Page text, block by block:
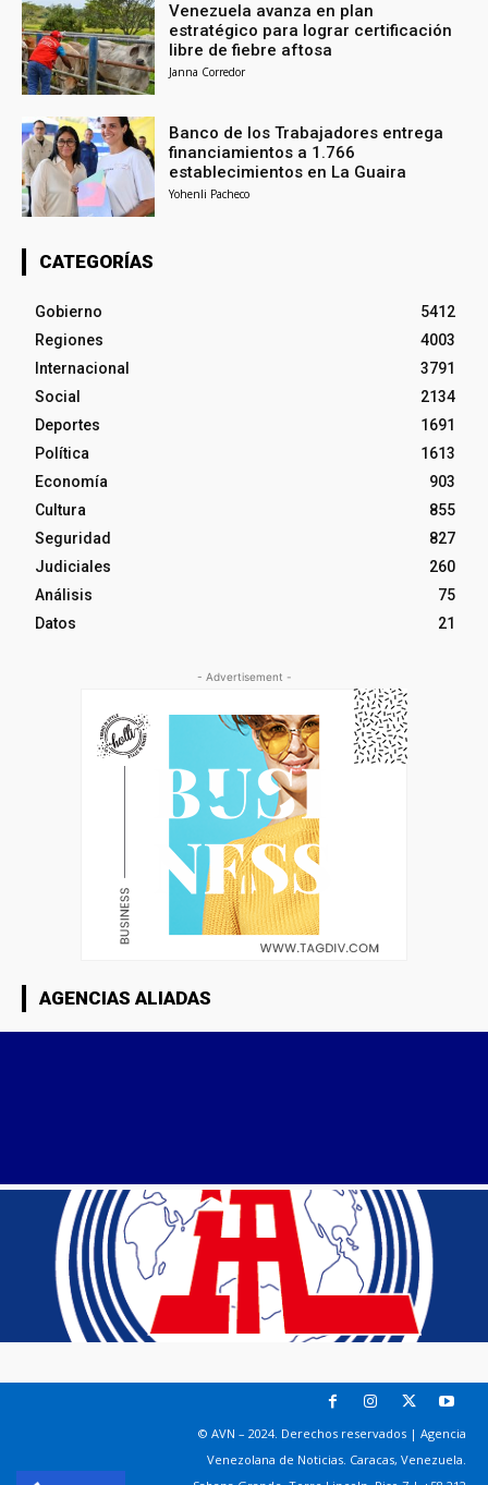
Venezuela avanza en plan
estratégico para lograr certificación
libre de fiebre aftosa
Janna Corredor
Banco de los Trabajadores entrega
financiamientos a 1.766
establecimientos en La Guaira
Yohenli Pacheco
CATEGORÍAS
Gobierno
5412
Regiones
4003
Internacional
3791
Social
2134
Deportes
1691
Política
1613
Economía
903
Cultura
855
Seguridad
827
Judiciales
260
Análisis
75
Datos
21
- Advertisement -
AGENCIAS ALIADAS
© AVN – 2024. Derechos reservados | Agencia
Venezolana de Noticias. Caracas, Venezuela.